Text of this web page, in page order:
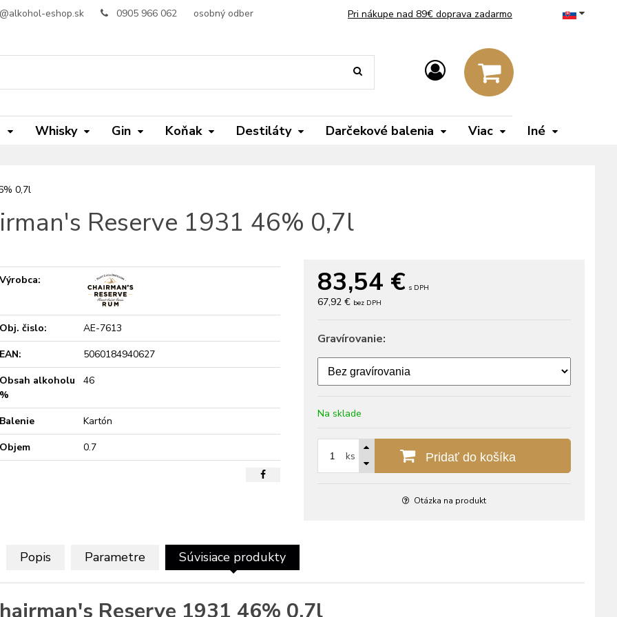
eshop.sk 0905 966 062 osobný odber Pri nákupe nad 89€ doprava zadarmo
Whisky Gin Koňak Destiláty Darčekové balenia Viac Iné
0,7l
Reserve 1931 46% 0,7l
83,54 € s DPH
67,92 € bez DPH
Gravírovanie:
Na sklade
ks Pridať do košíka
Otázka na produkt
Výrobca:
Obj. čislo:
AE-7613
EAN:
5060184940627
Obsah alkoholu
%
46
Balenie
Kartón
Objem
0.7
Popis Parametre Súvisiace produkty
Reserve 1931 46% 0,7l